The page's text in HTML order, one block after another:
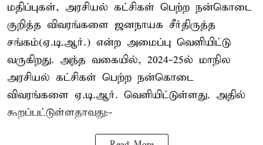
மதிப்புகள், அரசியல் கட்சிகள் பெற்ற நன்கொடை
குறித்த விவரங்களை ஜனநாயக சீர்திருத்த
சங்கம்(ஏ.டி.ஆர்.) என்ற அமைப்பு வெளியிட்டு
வருகிறது. அந்த வகையில், 2024-25ல் மாநில
அரசியல் கட்சிகள் பெற்ற நன்கொடை
விவரங்களை ஏ.டி.ஆர். வெளியிட்டுள்ளது. அதில்
கூறப்பட்டுள்ளதாவது:-